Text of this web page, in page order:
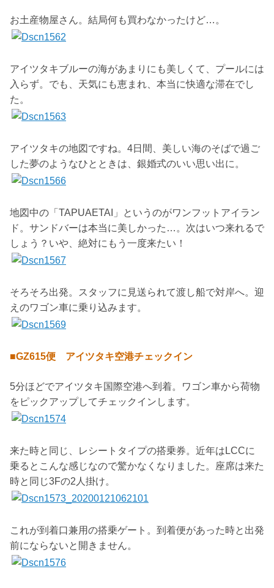
お土産物屋さん。結局何も買わなかったけど…。
アイツタキブルーの海があまりにも美しくて、プールには
入らず。でも、天気にも恵まれ、本当に快適な滞在でし
た。
アイツタキの地図ですね。4日間、美しい海のそばで過ご
した夢のようなひとときは、銀婚式のいい思い出に。
地図中の「TAPUAETAI」というのがワンフットアイラン
ド。サンドバーは本当に美しかった…。次はいつ来れるで
しょう？いや、絶対にもう一度来たい！
そろそろ出発。スタッフに見送られて渡し船で対岸へ。迎
えのワゴン車に乗り込みます。
■GZ615便 アイツタキ空港チェックイン
5分ほどでアイツタキ国際空港へ到着。ワゴン車から荷物
をピックアップしてチェックインします。
来た時と同じ、レシートタイプの搭乗券。近年はLCCに
乗るとこんな感じなので驚かなくなりました。座席は来た
時と同じ3Fの2人掛け。
これが到着口兼用の搭乗ゲート。到着便があった時と出発
前にならないと開きません。